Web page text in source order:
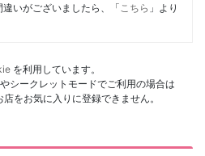
いがございましたら、「 こちら 」より
を利用しています。
シークレットモードでご利用の場合は
をお気に入りに登録できません。